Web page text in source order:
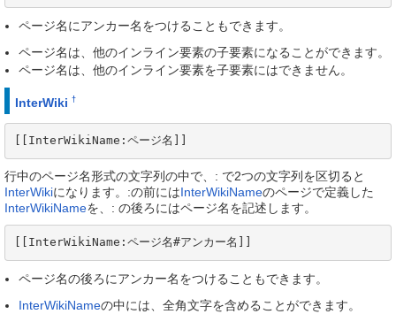
ページ名にアンカー名をつけることもできます。
ページ名は、他のインライン要素の子要素になることができます。
ページ名は、他のインライン要素を子要素にはできません。
InterWiki †
[[InterWikiName:ページ名]]
行中のページ名形式の文字列の中で、: で2つの文字列を区切ると
InterWikiになります。:の前にはInterWikiNameのページで定義した
InterWikiNameを、: の後ろにはページ名を記述します。
[[InterWikiName:ページ名#アンカー名]]
ページ名の後ろにアンカー名をつけることもできます。
InterWikiNameの中には、全角文字を含めることができます。